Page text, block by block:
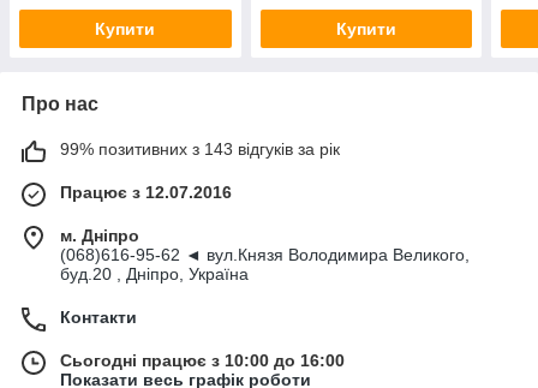
Купити Купити
Про нас
99% позитивних з 143 відгуків за рік
Працює з 12.07.2016
м. Дніпро
(068)616-95-62 ◄ вул.Князя Володимира Великого,
буд.20 , Дніпро, Україна
Контакти
Сьогодні працює з 10:00 до 16:00
Показати весь графік роботи